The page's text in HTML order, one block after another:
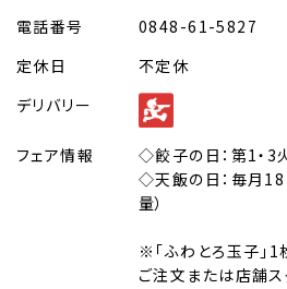
電話番号
0848-61-5827
定休日
不定休
デリバリー
フェア情報
◇餃子の日：第1・3
◇天飯の日：毎月18
量）
※「ふわとろ玉子」1
ご注文または店舗